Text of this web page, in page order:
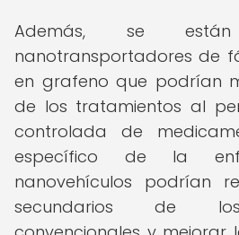
Además, se están
nanotransportadores de
en grafeno que podrían
de los tratamientos al
controlada de
específico de la
nanovehículos podrían
secundarios de